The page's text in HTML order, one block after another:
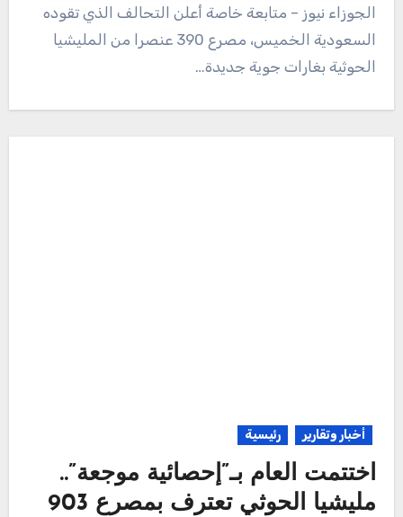
الجوزاء نيوز – متابعة خاصة أعلن التحالف الذي تقوده
السعودية الخميس، مصرع 390 عنصرا من المليشيا
الحوثية بغارات جوية جديدة…
أخبار وتقارير رئيسية
اختتمت العام بـ”إحصائية موجعة”..
مليشيا الحوثي تعترف بمصرع 903